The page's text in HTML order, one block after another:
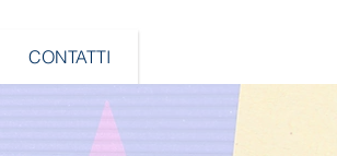
CONTATTI